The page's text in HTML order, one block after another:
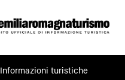
Informazioni turistiche